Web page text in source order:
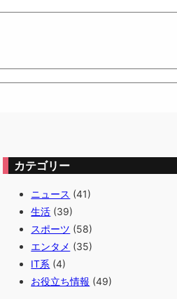
カテゴリー
ニュース (41)
生活 (39)
スポーツ (58)
エンタメ (35)
IT系 (4)
お役立ち情報 (49)